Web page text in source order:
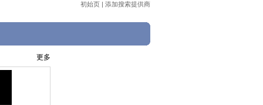
初始页 | 添加搜索提供商
更多